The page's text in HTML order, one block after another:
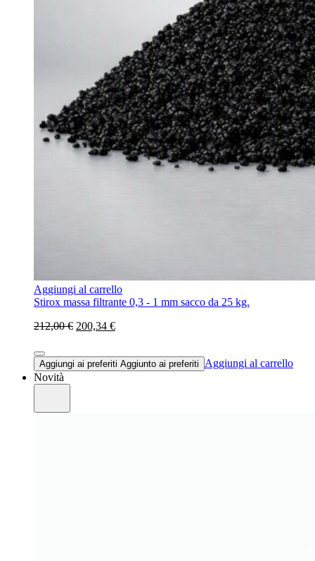
Aggiungi al carrello
Stirox massa filtrante 0,3 - 1 mm sacco da 25 kg.
212,00 € 200,34 €
Aggiungi ai preferiti Aggiunto ai preferiti
Aggiungi al carrello
Novità